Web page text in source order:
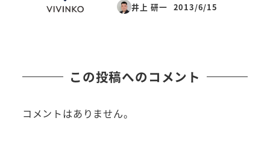
井上 研一
投稿日
2013/6/15
この投稿へのコメント
コメントはありません。